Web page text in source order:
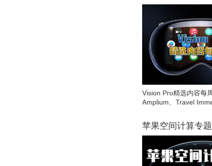
Vision Pro精选内容每
Amplium、Travel
苹果空间计算专题